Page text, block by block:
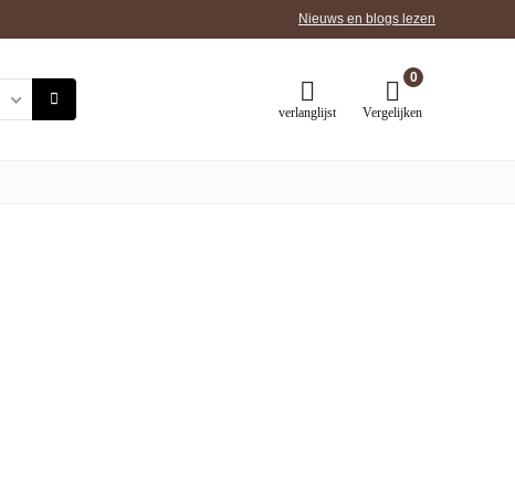
Nieuws en blogs lezen
verlanglijst
0
Vergelijken